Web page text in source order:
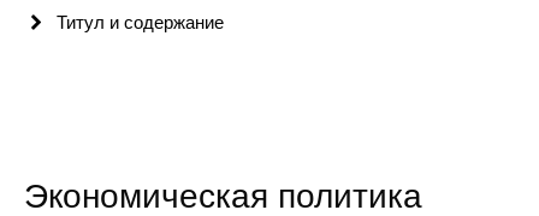
Сотрудники
Материалы для СМИ
Титул и содержание
Экономическая политика